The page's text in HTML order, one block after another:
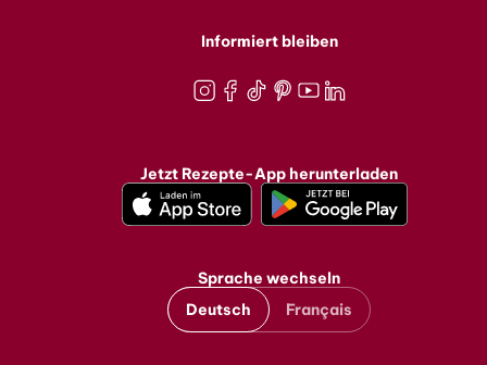
Informiert bleiben
Jetzt Rezepte-App herunterladen
Sprache wechseln
Deutsch
Français